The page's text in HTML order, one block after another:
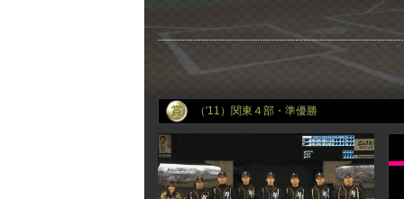
（'11）関東４部・準優勝